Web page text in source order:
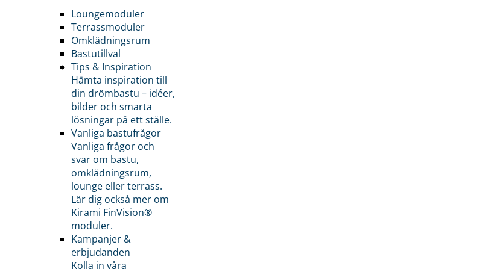
Loungemoduler
Terrassmoduler
Omklädningsrum
Bastutillval
Tips & Inspiration
Hämta inspiration till
din drömbastu – idéer,
bilder och smarta
lösningar på ett ställe.
Vanliga bastufrågor
Vanliga frågor och
svar om bastu,
omklädningsrum,
lounge eller terrass.
Lär dig också mer om
Kirami FinVision®
moduler.
Kampanjer &
erbjudanden
Kolla in våra